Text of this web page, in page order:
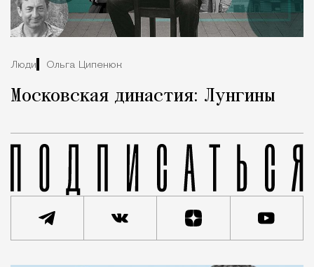
Люди Ольга Ципенюк
Московская династия: Лунгины